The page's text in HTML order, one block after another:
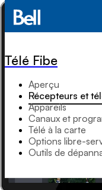
Télé Fibe
Aperçu
Récepteurs et
Appareils
Canaux et
Télé à la carte
Options libre-
Outils de